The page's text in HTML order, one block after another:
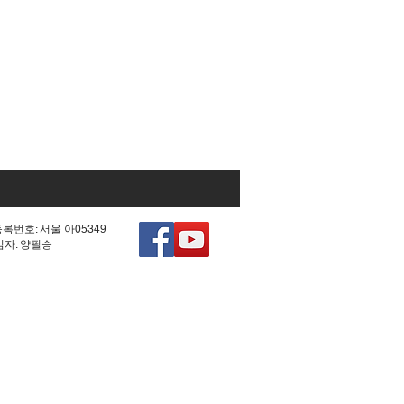
번호: 서울 아05349
: 양필승